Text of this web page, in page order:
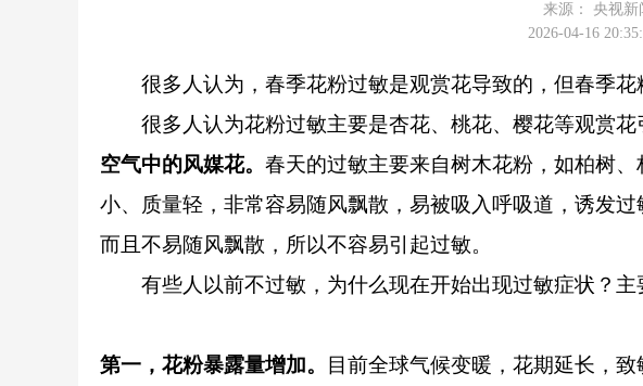
来源：
央视新
2026-04-16
很多人认为，春季花粉过敏是观赏花导致的，但春季花
很多人认为花粉过敏主要是杏花、桃花、樱花等观赏花
空气中的风媒花。 春天的过敏主要来自树木花粉，如柏树
小、质量轻，非常容易随风飘散，易被吸入呼吸道，诱发
而且不易随风飘散，所以不容易引起过敏。
有些人以前不过敏，为什么现在开始出现过敏症状？主
第一，花粉暴露量增加。
目前全球气候变暖，花期延长，